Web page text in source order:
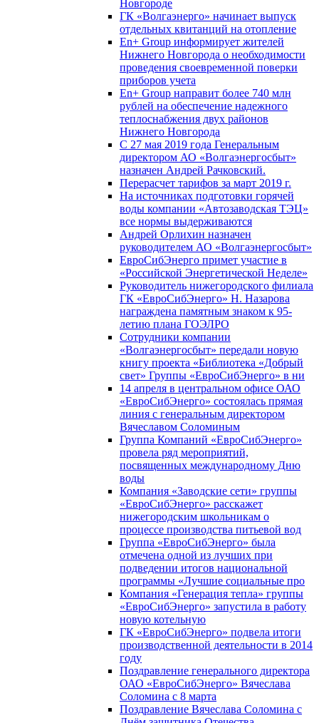
Новгороде
ГК «Волгаэнерго» начинает выпуск
отдельных квитанций на отопление
En+ Group информирует жителей
Нижнего Новгорода о необходимости
проведения своевременной поверки
приборов учета
En+ Group направит более 740 млн
рублей на обеспечение надежного
теплоснабжения двух районов
Нижнего Новгорода
С 27 мая 2019 года Генеральным
директором АО «Волгаэнергосбыт»
назначен Андрей Рачковский.
Перерасчет тарифов за март 2019 г.
На источниках подготовки горячей
воды компании «Автозаводская ТЭЦ»
все нормы выдерживаются
Андрей Орлихин назначен
руководителем АО «Волгаэнергосбыт»
ЕвроСибЭнерго примет участие в
«Российской Энергетической Неделе»
Руководитель нижегородского филиала
ГК «ЕвроСибЭнерго» Н. Назарова
награждена памятным знаком к 95-
летию плана ГОЭЛРО
Сотрудники компании
«Волгаэнергосбыт» передали новую
книгу проекта «Библиотека «Добрый
свет» Группы «ЕвроСибЭнерго» в ни
14 апреля в центральном офисе ОАО
«ЕвроСибЭнерго» состоялась прямая
линия с генеральным директором
Вячеславом Соломиным
Группа Компаний «ЕвроСибЭнерго»
провела ряд мероприятий,
посвященных международному Дню
воды
Компания «Заводские сети» группы
«ЕвроСибЭнерго» расскажет
нижегородским школьникам о
процессе производства питьевой вод
Группа «ЕвроСибЭнерго» была
отмечена одной из лучших при
подведении итогов национальной
программы «Лучшие социальные про
Компания «Генерация тепла» группы
«ЕвроСибЭнерго» запустила в работу
новую котельную
ГК «ЕвроСибЭнерго» подвела итоги
производственной деятельности в 2014
году
Поздравление генерального директора
ОАО «ЕвроСибЭнерго» Вячеслава
Соломина с 8 марта
Поздравление Вячеслава Соломина с